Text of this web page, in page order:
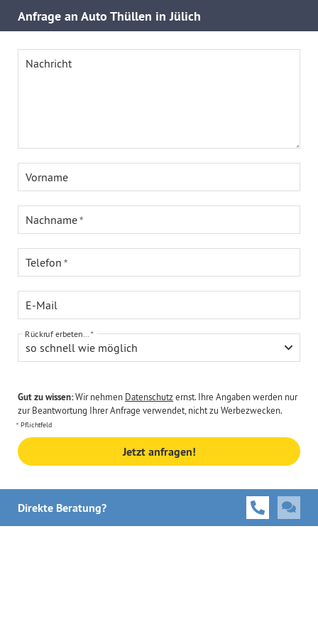
Anfrage an Auto Thüllen in Jülich
Nachricht
Vorname
Nachname
Telefon
E-Mail
so schnell wie möglich
Rückruf erbeten...
Gut zu wissen:Wir nehmen Datenschutzernst. Ihre Angaben werden nur
zur Beantwortung Ihrer Anfrage verwendet, nicht zu Werbezwecken.
Pflichtfeld
Jetzt anfragen!
Direkte Beratung?